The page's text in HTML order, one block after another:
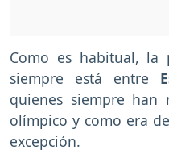
Como es habitual,
siempre está entre
quienes siempre han
olímpico y como era
excepción.